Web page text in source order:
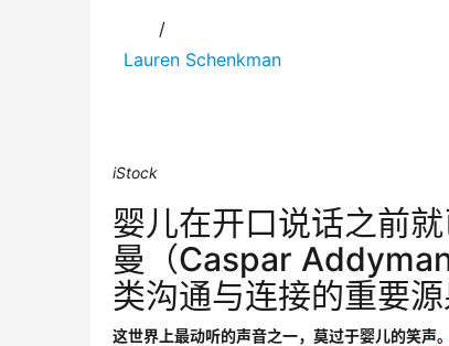
/
Lauren Schenkman
iStock
婴儿在开口说话之前
曼（Caspar
类沟通与连接的重要源
这世界上最动听的声音之一，莫过于婴儿的笑声。